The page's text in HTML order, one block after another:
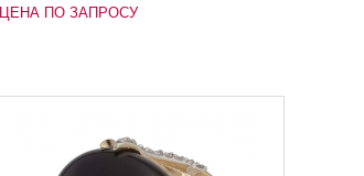
ЦЕНА ПО ЗАПРОСУ